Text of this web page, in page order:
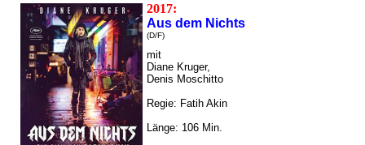
2017:
Aus dem Nichts
(D/F)
mit
Diane Kruger,
Denis Moschitto
Regie: Fatih Akin
Länge: 106 Min.